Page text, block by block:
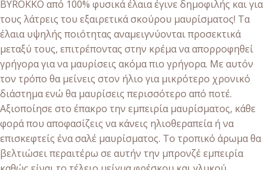
BYROKKO από 100% φυσικά έλαια έγινε δημοφιλής και για
τους λάτρεις του εξαιρετικά σκούρου μαυρίσματος! Τα
έλαια υψηλής ποιότητας αναμειγνύονται προσεκτικά
μεταξύ τους, επιτρέποντας στην κρέμα να απορροφηθεί
γρήγορα για να μαυρίσεις ακόμα πιο γρήγορα. Με αυτόν
τον τρόπο θα μείνεις στον ήλιο για μικρότερο χρονικό
διάστημα ενώ θα μαυρίσεις περισσότερο από ποτέ.
Αξιοποίησε στο έπακρο την εμπειρία μαυρίσματος, κάθε
φορά που αποφασίζεις να κάνεις ηλιοθεραπεία ή να
επισκεφτείς ένα σαλέ μαυρίσματος. Το τροπικό άρωμα θα
βελτιώσει περαιτέρω σε αυτήν την μπρονζέ εμπειρία